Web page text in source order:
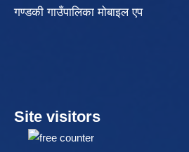
गण्डकी गाउँपालिका मोबाइल एप
Site visitors